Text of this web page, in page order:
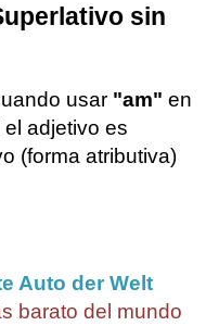
sin
usar "am" en
adjetivo es
(forma atributiva)
Auto der Welt
barato del mundo